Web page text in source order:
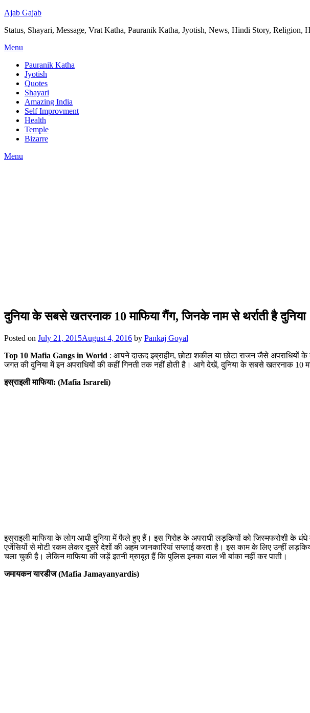
Ajab Gajab
Status, Shayari, Message, Vrat Katha, Pauranik Katha, Jyotish, News, Hindi Story, Religion,
Menu
Pauranik Katha
Jyotish
Quotes
Shayari
Amazing India
Self Improvment
Health
Temple
Bizarre
Menu
दुनिया के सबसे खतरनाक 10 माफिया गैंग, जिनके नाम से थर्राती है दुनिया
Posted on July 21, 2015August 4, 2016 by Pankaj Goyal
Top 10 Mafia Gangs in World : आपने दाऊद इब्राहीम, छोटा शकील या छोटा राजन जैसे
जगत की दुनिया में इन अपराधियों की कहीं गिनती तक नहीं होती है। आगे देखें, दुनिया के सबसे खतरनाक 10
इस्राइली माफिया: (Mafia Israreli)
इस्राइली माफिया के लोग आधी दुनिया में फैले हुए हैं। इस गिरोह के अपराधी लड़कियों को जिस्मफरोशी के
एजेंसियों से मोटी रकम लेकर दूसरे देशों की अहम जानकारियां सप्लाई करता है। इस काम के लिए उन्हीं
चला चुकी है। लेकिन माफिया की जड़ें इतनी म्रुाबूत हैं कि पुलिस इनका बाल भी बांका नहीं कर पाती।
जमायकन यारडीज (Mafia Jamayanyardis)